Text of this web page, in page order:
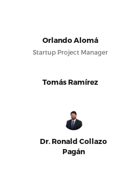
Orlando Alomá
Startup Project Manager
Tomás Ramírez
Dr. Ronald Collazo
Pagán